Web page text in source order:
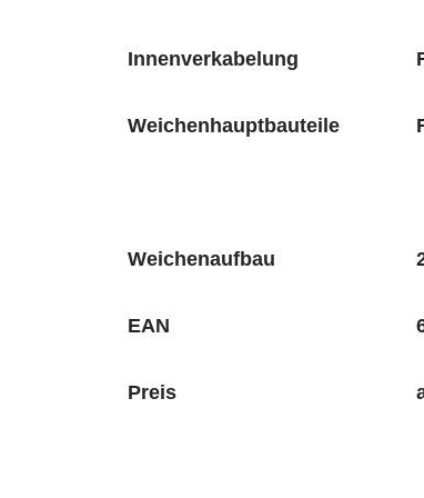
Innenverkabelung
Weichenhauptbauteile
Weichenaufbau
EAN
Preis